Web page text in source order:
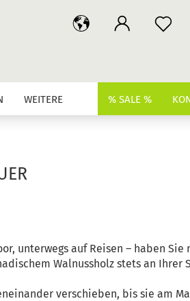
% SALE %
WEITERE
unterwegs auf Reisen – haben Sie
Walnussholz stets an Ihrer
verschieben, bis sie am